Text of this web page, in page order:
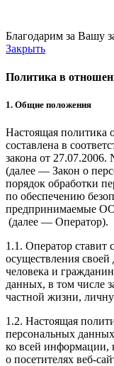
Благодарим за Вашу
Закрыть
Политика в
1. Общие положения
Настоящая политика
составлена в
закона от
(далее — Закон о
порядок обработки
по обеспечению
предпринимаемые
(далее — Оператор).
1.1. Оператор
осуществления своей
человека и
данных, в том числе
частной жизни,
1.2. Настоящая
персональных
ко всей информации,
о посетителях веб-